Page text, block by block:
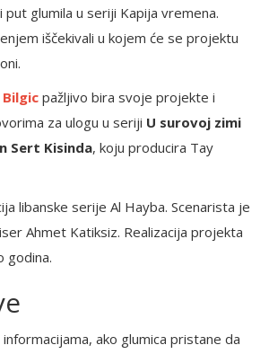
put glumila u seriji Kapija vremena.
iščekivali u kojem će se projektu
Bilgicpažljivo bira svoje projekte i
za ulogu u seriji U surovoj zimi
Sert Kisinda, koju producira Tay
libanske serije Al Hayba. Scenarista je
Ahmet Katiksiz. Realizacija projekta
godina.
ako glumica pristane da